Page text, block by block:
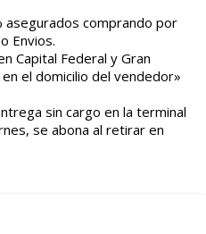
asegurados comprando por
Envios.
Capital Federal y Gran
el domicilio del vendedor»
sin cargo en la terminal
se abona al retirar en